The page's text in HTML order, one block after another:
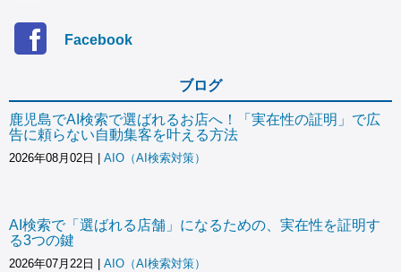
Facebook
ブログ
鹿児島でAI検索で選ばれるお店へ！「実在性の証明」で広
告に頼らない自動集客を叶える方法
2026年08月02日 AIO（AI検索対策）
AI検索で「選ばれる店舗」になるための、実在性を証明す
る3つの鍵
2026年07月22日 AIO（AI検索対策）